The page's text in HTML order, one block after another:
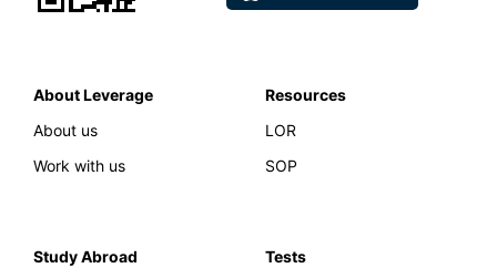
About Leverage
About us
Work with us
Resources
LOR
SOP
Study Abroad
Tests